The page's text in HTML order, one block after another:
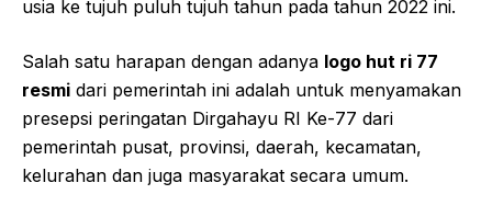
usia ke tujuh puluh tujuh tahun pada tahun 2022 ini.
Salah satu harapan dengan adanya logo hut ri 77
resmi dari pemerintah ini adalah untuk menyamakan
presepsi peringatan Dirgahayu RI Ke-77 dari
pemerintah pusat, provinsi, daerah, kecamatan,
kelurahan dan juga masyarakat secara umum.